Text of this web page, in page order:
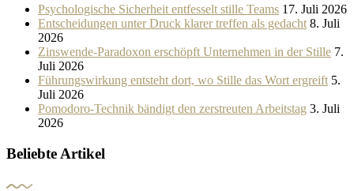
Psychologische Sicherheit entfesselt stille Teams 17. Juli 2026
Entscheidungen unter Druck klarer treffen als gedacht 8. Juli
2026
Zinswende-Paradoxon erschöpft Unternehmen in der Stille 7.
Juli 2026
Führungswirkung entsteht dort, wo Stille das Wort ergreift 5.
Juli 2026
Pomodoro-Technik bändigt den zerstreuten Arbeitstag 3. Juli
2026
Beliebte Artikel